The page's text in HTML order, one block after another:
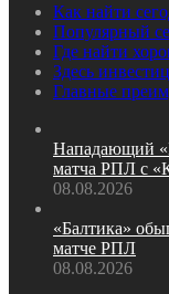
Как найти
Популярный
Где найти
Здесь
Главные
Нападающий
матча РПЛ с
08.08.2026
«Балтика»
матче РПЛ
08.08.2026